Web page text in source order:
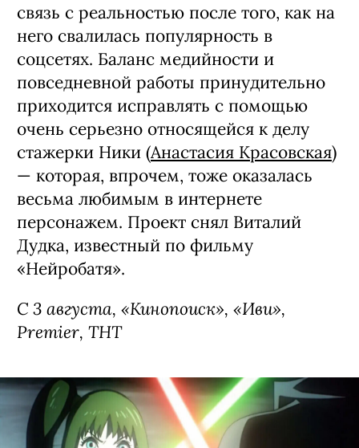
связь с реальностью после того, как на
него свалилась популярность в
соцсетях. Баланс медийности и
повседневной работы принудительно
приходится исправлять с помощью
очень серьезно относящейся к делу
стажерки Ники (Анастасия Красовская)
— которая, впрочем, тоже оказалась
весьма любимым в интернете
персонажем. Проект снял Виталий
Дудка, известный по фильму
«Нейробатя».
С 3 августа, «Кинопоиск», «Иви»,
Premier, ТНТ